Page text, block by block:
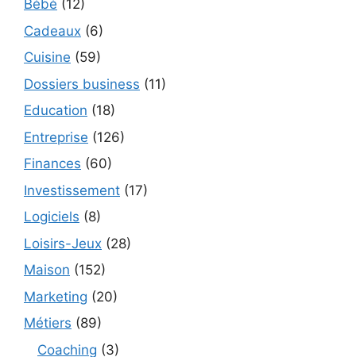
Bébé (12)
Cadeaux (6)
Cuisine (59)
Dossiers business (11)
Education (18)
Entreprise (126)
Finances (60)
Investissement (17)
Logiciels (8)
Loisirs-Jeux (28)
Maison (152)
Marketing (20)
Métiers (89)
Coaching (3)